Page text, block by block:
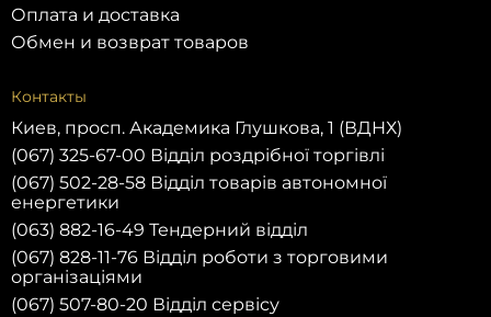
Оплата и доставка
Обмен и возврат товаров
Контакты
Киев, просп. Академика Глушкова, 1 (ВДНХ)
(067) 325-67-00 Відділ роздрібної торгівлі
(067) 502-28-58 Відділ товарів автономної
енергетики
(063) 882-16-49 Тендерний відділ
(067) 828-11-76 Відділ роботи з торговими
організаціями
(067) 507-80-20 Відділ сервісу